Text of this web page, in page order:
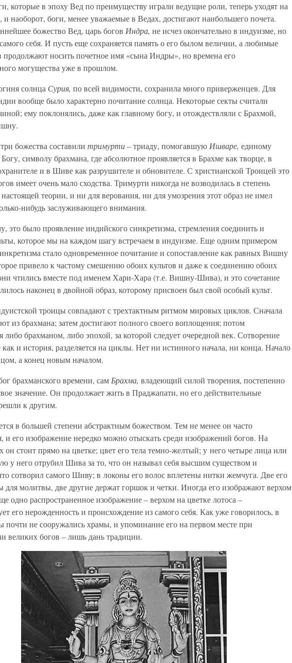
которые в эпоху Вед по преимуществу играли ведущие роли, теперь уходят на
и наоборот, боги, менее уважаемые в Ведах, достигают наибольшего почета.
божество Вед, царь богов Индра, не исчез окончательно в индуизме, но
себя. И пусть еще сохраняется память о его былом величии, а любимые
продолжают носить почетное имя «сына Индры», но времена его
могущества уже в прошлом.
солнца Сурия, по всей видимости, сохранила много приверженцев. Для
вообще было характерно почитание солнца. Некоторые секты считали
ему поклонялись, даже как главному богу, и отождествляли с Брахмой,
божества составили тримурти– триаду, помогавшую Ишваре, единому
символу брахмана, где абсолютное проявляется в Брахме как творце, в
и в Шиве как разрушителе и обновителе. С христианской Троицей это
имеет очень мало сходства. Тримурти никогда не возводилась в степень
теории, и ни для верования, ни для умозрения этот образ не имел
нибудь заслуживающего внимания.
это было проявление индийского синкретизма, стремления соединить и
которое мы на каждом шагу встречаем в индуизме. Еще одним примером
стало одновременное почитание и сопоставление как равных Вишну
привело к частому смешению обоих культов и даже к соединению обоих
чтились вместе под именем Хари-Хара (т.е. Вишну-Шива), и это сочетание
наконец в двойной образ, которому присвоен был свой особый культ.
троицы совпадают с трехтактным ритмом мировых циклов. Сначала
из брахмана; затем достигают полного своего воплощения; потом
либо брахманом, либо эпохой, за которой следует очередной век. Сотворение
и история, разделяется на циклы. Нет ни истинного начала, ни конца. Начало
а конец новым началом.
брахманского времени, сам Брахма, владеющий силой творения, постепенно
значение. Он продолжает жить в Праджапати, но его действительные
к другим.
в большей степени абстрактным божеством. Тем не менее он часто
и его изображение нередко можно отыскать среди изображений богов. На
он стоит прямо на цветке; цвет его тела темно-желтый; у него четыре лица или
у него отрубил Шива за то, что он называл себя высшим существом и
сотворил самого Шиву; в локоны его волос вплетены нитки жемчуга. Две его
для молитвы, две другие держат горшок и четки. Иногда его изображают верхом
одно распространенное изображение – верхом на цветке лотоса –
его нерожденность и происхождение из самого себя. Как уже говорилось, в
почти не сооружались храмы, и упоминание его на первом месте при
великих богов – лишь дань традиции.